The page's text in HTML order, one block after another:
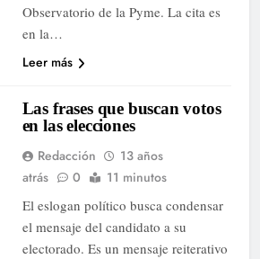
Observatorio de la Pyme. La cita es
en la…
Leer más
Las frases que buscan votos
en las elecciones
Redacción
13 años
atrás
0
11 minutos
El eslogan político busca condensar
el mensaje del candidato a su
electorado. Es un mensaje reiterativo